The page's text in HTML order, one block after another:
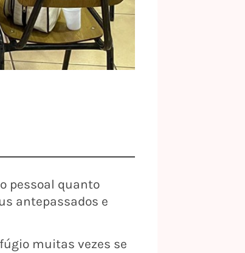
pessoal quanto
antepassados e
muitas vezes se